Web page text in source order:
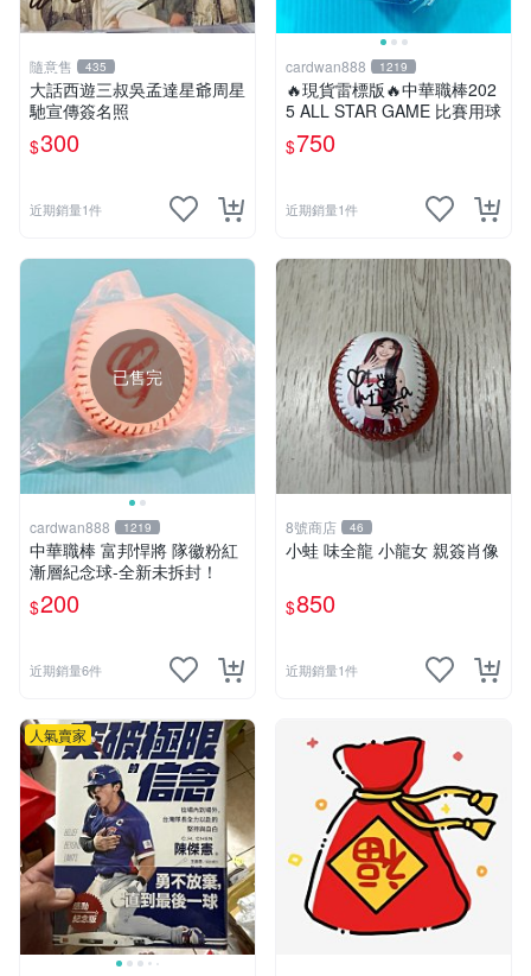
隨意售 435
大話西遊三叔吳孟達星爺周星
馳宣傳簽名照
$300
近期銷量1件
cardwan888 1219
🔥現貨雷標版🔥中華職棒202
5 ALL STAR GAME 比賽用球
$750
近期銷量1件
已售完
cardwan888 1219
中華職棒 富邦悍將 隊徽粉紅
漸層紀念球-全新未拆封！
$200
近期銷量6件
8號商店 46
小蛙 味全龍 小龍女 親簽肖像
$850
近期銷量1件
人氣賣家